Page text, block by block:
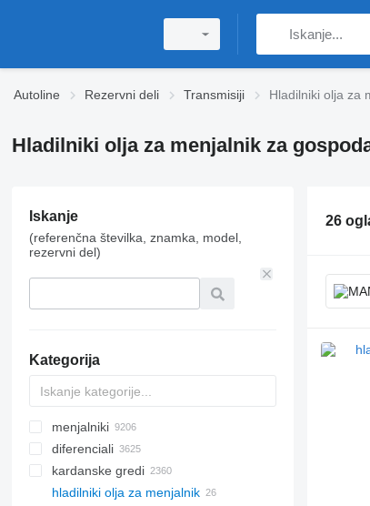
Autoline Rezervni deli Transmisiji Hladilniki olja za
Hladilniki olja za menjalnik za
Iskanje
(referenčna številka, znamka, model,
rezervni del)
Kategorija
menjalniki
diferenciali
kardanske gredi
hladilniki olja za menjalnik
26